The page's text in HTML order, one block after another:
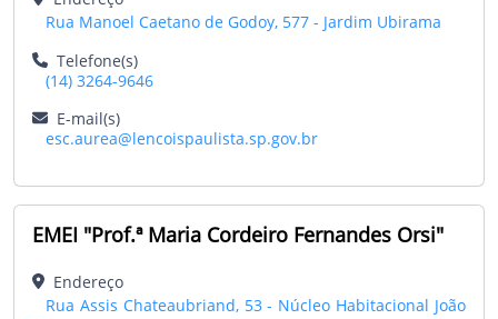
Rua Manoel Caetano de Godoy, 577 - Jardim Ubirama
Telefone(s)
(14) 3264-9646
E-mail(s)
esc.aurea@lencoispaulista.sp.gov.br
EMEI "Prof.ª Maria Cordeiro Fernandes Orsi"
Endereço
Rua Assis Chateaubriand, 53 - Núcleo Habitacional João